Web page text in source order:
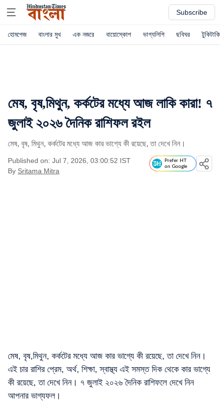
Subscribe
হোমপেজ বাংলার মুখ এক নজরে বায়োস্কোপ ভাগ্যলিপি ছবিঘর টুকিটাকি
মেষ, বৃষ,মিথুন, কর্কটের মধ্যে আজ লাকি কারা! ৭
জুলাই ২০২৬ দৈনিক রাশিফল রইল
মেষ, বৃষ, মিথুন, কর্কটের মধ্যে আজ কার ভাগ্যে কী রয়েছে, তা দেখে নিন।
Published on: Jul 7, 2026, 03:00:52 IST
By Sritama Mitra
Prefer HT
on Google
মেষ, বৃষ,মিথুন, কর্কটের মধ্যে আজ কার ভাগ্যে কী রয়েছে, তা দেখে নিন।
এই চার রাশির প্রেম, অর্থ, শিক্ষা, স্বাস্থ্য এই সমস্ত দিক থেকে কার ভাগ্যে
কী রয়েছে, তা দেখে নিন। ৭ জুলাই ২০২৬ দৈনিক রাশিফলে দেখে নিন
আপনার ভাগ্যফল।